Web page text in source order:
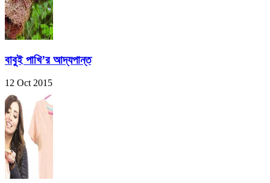
বাবুই পাখি’র আদ্যপান্ত
12 Oct 2015